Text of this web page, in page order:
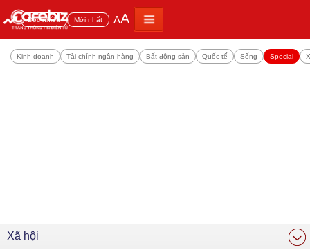
Đọc nhiều Mới nhất AA
Kinh doanh Tài chính ngân hàng Bất động sản Quốc tế Sống Special
Xã hội